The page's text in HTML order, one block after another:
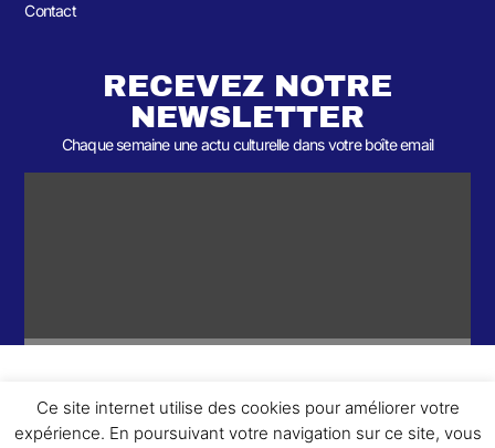
Contact
RECEVEZ NOTRE
NEWSLETTER
Chaque semaine une actu culturelle dans votre boîte email
© 2026- Une collaboration 2 ème Round et Yellowpoly. Tous droits
Ce site internet utilise des cookies pour améliorer votre
expérience. En poursuivant votre navigation sur ce site, vous